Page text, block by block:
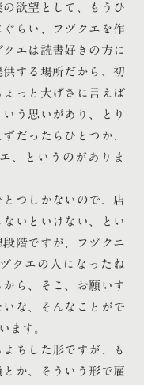
欲望として、もうひ
らい、フヅクエを作
エは読書好きの方に
する場所だから、初
っと大げさに言えば
う思いがあり、とり
だったらひとつか、
、というのがありま
つしかないので、店
いといけない、とい
階ですが、フヅクエ
クエの人になったね
ら、そこ、お願いす
な、そんなことがで
ます。
ちした形ですが、も
か、そういう形で雇